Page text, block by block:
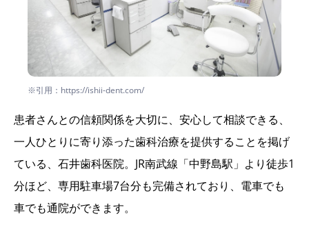
※引用：https://ishii-dent.com/
患者さんとの信頼関係を大切に、安心して相談できる、
一人ひとりに寄り添った歯科治療を提供することを掲げ
ている、石井歯科医院。JR南武線「中野島駅」より徒歩1
分ほど、専用駐車場7台分も完備されており、電車でも
車でも通院ができます。